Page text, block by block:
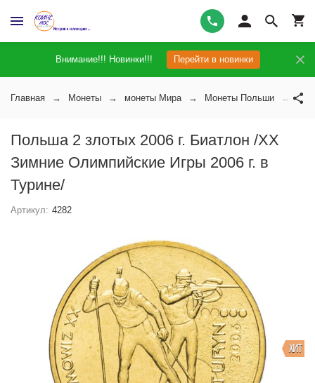
Внимание!!! Новинки!!! Перейти в новинки
Главная Монеты монеты Мира Монеты Польши
Польша 2 злотых 2006 г. Биатлон /XX
Зимние Олимпийские Игры 2006 г. в
Турине/
Артикул: 4282
ХИТ